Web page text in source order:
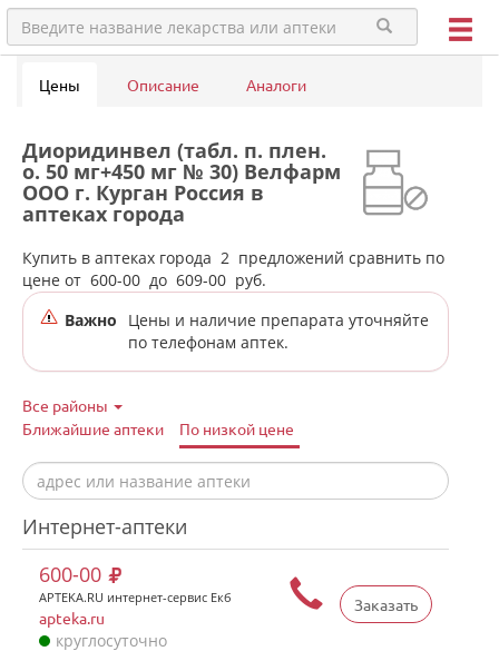
Цены Описание Аналоги
Диоридинвел (табл. п. плен.
о. 50 мг+450 мг № 30) Велфарм
ООО г. Курган Россия в
аптеках города
Екатеринбурга
Купить в аптеках города 2 предложений сравнить по
цене от 600-00 до 609-00 руб.
Важно
Цены и наличие препарата уточняйте
по телефонам аптек.
Все районы
Ближайшие аптеки
По низкой цене
Интернет-аптеки
Заказать
600-00
APTEKA.RU интернет-сервис Екб
apteka.ru
круглосуточно